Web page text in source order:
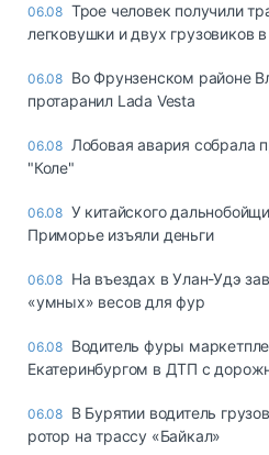
06.08 Трое человек получили
легковушки и двух грузовиков
06.08 Во Фрунзенском районе
протаранил Lada Vesta
06.08 Лобовая авария собрала
"Коле"
06.08 У китайского
Приморье изъяли деньги
06.08 Ha въeздax в Улaн-Удэ
«yмныx» вecoв для фyp
06.08 Водитель фуры
Екатеринбургом в ДТП с
06.08 В Бурятии водитель
ротор на трассу «Байкал»